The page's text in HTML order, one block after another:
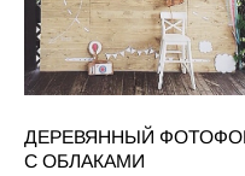
ДЕРЕВЯННЫЙ
С ОБЛАКАМИ